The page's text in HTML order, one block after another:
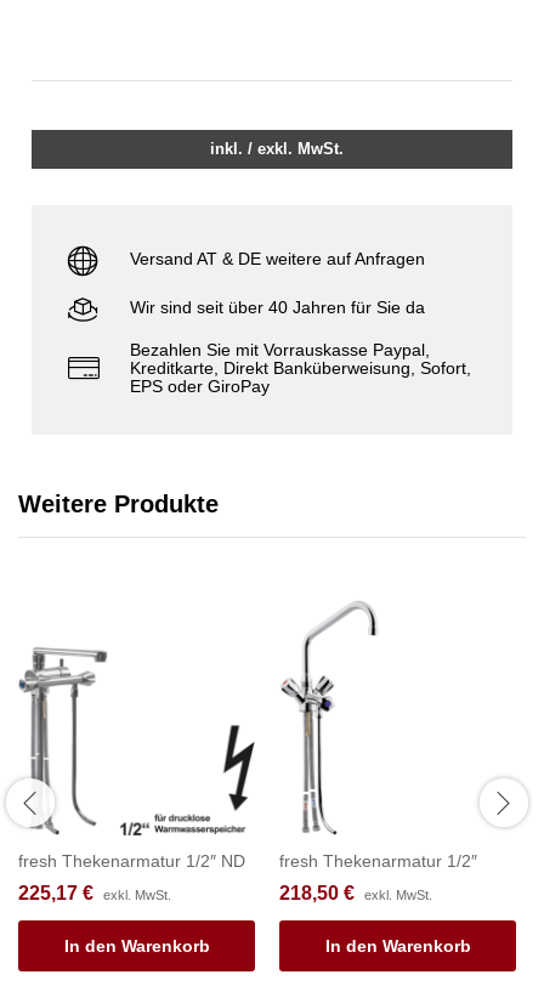
inkl. / exkl. MwSt.
Versand AT & DE weitere auf Anfragen
Wir sind seit über 40 Jahren für Sie da
Bezahlen Sie mit Vorrauskasse Paypal,
Kreditkarte, Direkt Banküberweisung, Sofort,
EPS oder GiroPay
Weitere Produkte
fresh Thekenarmatur 1/2″ ND
225,17 € exkl. MwSt.
In den Warenkorb
fresh Thekenarmatur 1/2″
218,50 € exkl. MwSt.
In den Warenkorb